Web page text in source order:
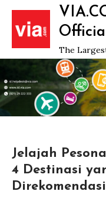
Skip
content
The
Jelajah
4 Destinasi